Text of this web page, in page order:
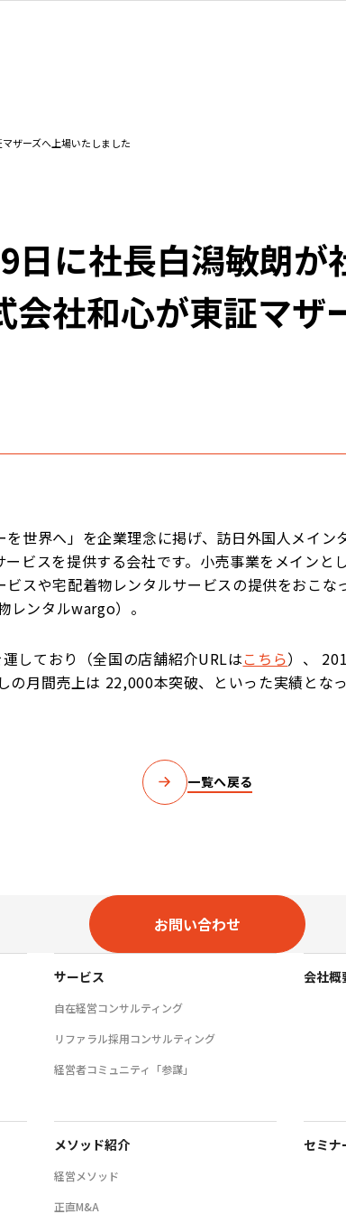
ザーズへ上場いたしました
日に社長白潟敏朗が
会社和心が東証マザ
世界へ」を企業理念に掲げ、訪日外国人メイン
ビスを提供する会社です。小売事業をメインと
スや宅配着物レンタルサービスの提供をおこな
レンタルwargo）。
しており（全国の店舗紹介URLはこちら）、
月間売上は 22,000本突破、といった実績となっ
一覧へ戻る
お問い合わせ
サービス
自在経営コンサルティング
リファラル採用コンサルティング
経営者コミュニティ「参謀」
会社概
メソッド紹介
経営メソッド
正直M&A
セミナ